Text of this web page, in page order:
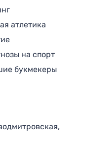
атлетика
на спорт
букмекеры